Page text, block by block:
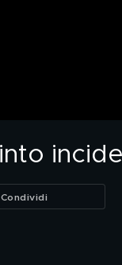
Condividi